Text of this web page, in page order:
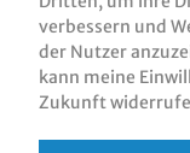
robuster Spender aus ABS mit
schnelle Nachfüllkontrolle für
Ø29cm in verschiedenen Farben erhältlich, ideal für
den modernen
Räumlichkeiten
Produktnummer:
Varianten ab
Brutto: 89,01 €
verbessern und
der Nutzer
kann meine
Zukunft